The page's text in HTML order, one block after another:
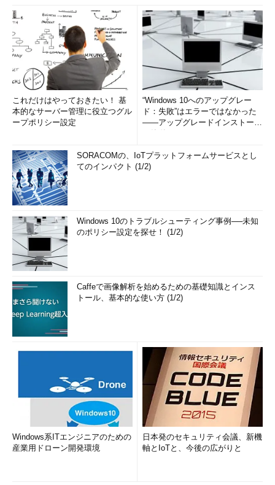
これだけはやっておきたい！ 基
本的なサーバー管理に役立つグル
ープポリシー設定
“Windows 10へのアップグレー
ド：失敗”はエラーではなかった
――アップグレードインストール
SORACOMの、IoTプラットフォームサービスとし
てのインパクト (1/2)
Windows 10のトラブルシューティング事例──未知
のポリシー設定を探せ！ (1/2)
Caffeで画像解析を始めるための基礎知識とインス
トール、基本的な使い方 (1/2)
Windows系ITエンジニアのための
産業用ドローン開発環境
日本発のセキュリティ会議、新機
軸とIoTと、今後の広がりと